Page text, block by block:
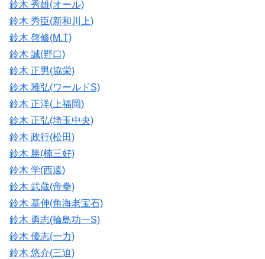
鈴木 秀雄(オール)
鈴木 秀臣(新和川上)
鈴木 啓修(M.T)
鈴木 誠(野口)
鈴木 正男(協栄)
鈴木 雅弘(ワールドS)
鈴木 正洋(上福岡)
鈴木 正弘(埼玉中央)
鈴木 政行(松田)
鈴木 勝(楠三好)
鈴木 学(西遠)
鈴木 武蔵(帝拳)
鈴木 基伸(角海老宝石)
鈴木 勇志(輪島功一S)
鈴木 優志(一力)
鈴木 悠介(三迫)